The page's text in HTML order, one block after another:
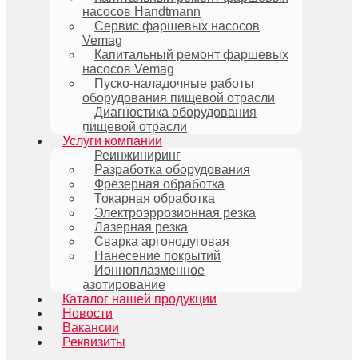
насосов Handtmann
Сервис фаршевых насосов
Vemag
Капитальный ремонт фаршевых
насосов Vemag
Пуско-наладочные работы
оборудования пищевой отрасли
Диагностика оборудования
пищевой отрасли
Услуги компании
Реинжиниринг
Разработка оборудования
Фрезерная обработка
Токарная обработка
Электроэррозионная резка
Лазерная резка
Сварка аргонодуговая
Нанесение покрытий
Ионноплазменное
азотирование
Каталог нашей продукции
Новости
Вакансии
Реквизиты